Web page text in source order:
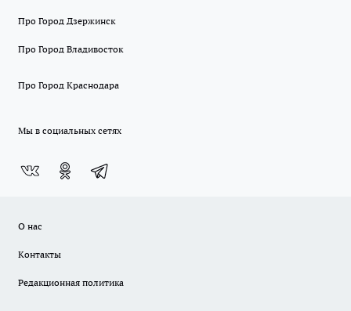
Про Город Дзержинск
Про Город Владивосток
Про Город Краснодара
Мы в социальных сетях
О нас
Контакты
Редакционная политика